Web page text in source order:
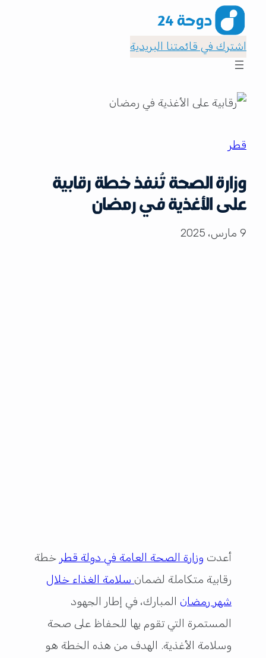
اشترك في قائمتنا البريدية
قطر
وزارة الصحة تُنفذ خطة رقابية
على الأغذية في رمضان
9 مارس، 2025
أعدت وزارة الصحة العامة في دولة قطر خطة
رقابية متكاملة لضمان سلامة الغذاء خلال
شهر رمضانالمبارك، في إطار الجهود
المستمرة التي تقوم بها للحفاظ على صحة
وسلامة الأغذية. الهدف من هذه الخطة هو